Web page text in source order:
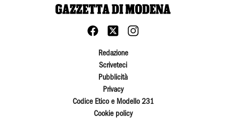
Redazione
Scriveteci
Pubblicità
Privacy
Codice Etico e Modello 231
Cookie policy